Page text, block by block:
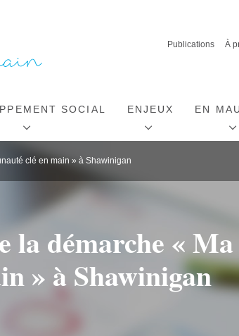
Publications À
SOCIAL ENJEUX EN
clé en main » à Shawinigan
la démarche « Ma
» à Shawinigan